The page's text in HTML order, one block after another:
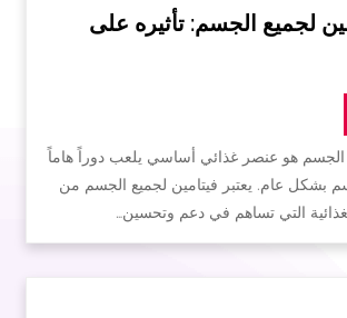
لجميع الجسم: تأثيره على
الجسم هو عنصر غذائي أساسي يلعب دوراً هاماً
بشكل عام. يعتبر فيتامين لجميع الجسم من
التي تساهم في دعم وتحسين…